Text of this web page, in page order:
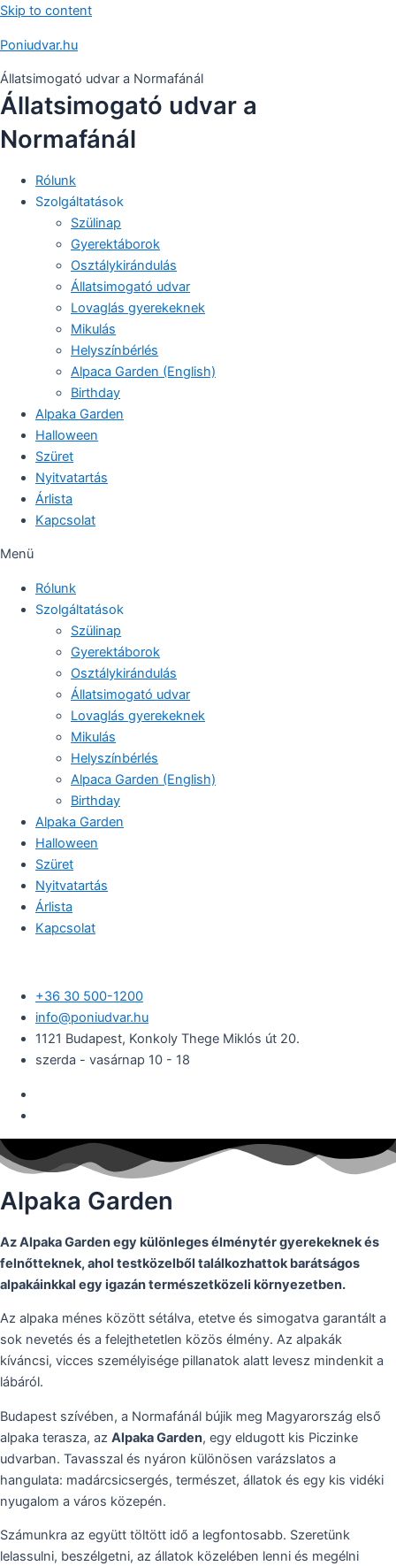
Skip to content
Poniudvar.hu
Állatsimogató udvar a Normafánál
Állatsimogató udvar a
Normafánál
Rólunk
Szolgáltatások
Szülinap
Gyerektáborok
Osztálykirándulás
Állatsimogató udvar
Lovaglás gyerekeknek
Mikulás
Helyszínbérlés
Alpaca Garden (English)
Birthday
Alpaka Garden
Halloween
Szüret
Nyitvatartás
Árlista
Kapcsolat
Menü
Rólunk
Szolgáltatások
Szülinap
Gyerektáborok
Osztálykirándulás
Állatsimogató udvar
Lovaglás gyerekeknek
Mikulás
Helyszínbérlés
Alpaca Garden (English)
Birthday
Alpaka Garden
Halloween
Szüret
Nyitvatartás
Árlista
Kapcsolat
+36 30 500-1200​
info@poniudvar.hu
1121 Budapest, Konkoly Thege Miklós út 20.
szerda - vasárnap 10 - 18
Alpaka Garden
Az Alpaka Garden egy különleges élménytér gyerekeknek és
felnőtteknek, ahol testközelből találkozhattok barátságos
alpakáinkkal egy igazán természetközeli környezetben.
Az alpaka ménes között sétálva, etetve és simogatva garantált a
sok nevetés és a felejthetetlen közös élmény. Az alpakák
kíváncsi, vicces személyisége pillanatok alatt levesz mindenkit a
lábáról.
Budapest szívében, a Normafánál bújik meg Magyarország első
alpaka terasza, az Alpaka Garden, egy eldugott kis Piczinke
udvarban. Tavasszal és nyáron különösen varázslatos a
hangulata: madárcsicsergés, természet, állatok és egy kis vidéki
nyugalom a város közepén.
Számunkra az együtt töltött idő a legfontosabb. Szeretünk
lelassulni, beszélgetni, az állatok közelében lenni és megélni